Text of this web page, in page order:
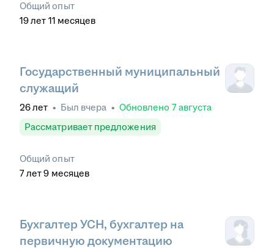
Общий опыт
19лет 11 месяцев
Государственный муниципальный
служащий
26лет • Был вчера • Обновлено 7 августа
Рассматривает предложения
Общий опыт
7лет 9 месяцев
Бухгалтер УСН, бухгалтер на
первичную документацию